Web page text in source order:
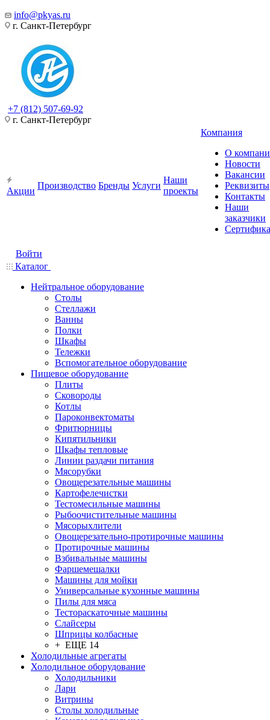
info@pkyas.ru
г. Санкт-Петербург
+7 (812) 507-69-92
г. Санкт-Петербург
Акции
Производство Бренды Услуги
Наши
проекты
Компания
О
Новости
Вакансии
Реквизиты
Контакты
Наши
заказчики
Войти
Каталог
Нейтральное оборудование
Столы
Стеллажи
Ванны
Полки
Шкафы
Тележки
Вспомогательное оборудование
Пищевое оборудование
Плиты
Сковороды
Котлы
Пароконвектоматы
Фритюрницы
Кипятильники
Шкафы тепловые
Линии раздачи питания
Мясорубки
Овощерезательные машины
Картофелечистки
Тестомесильные машины
Рыбоочистительные машины
Мясорыхлители
Овощерезательно-протирочные машины
Протирочные машины
Взбивальные машины
Фаршемешалки
Машины для мойки
Универсальные кухонные машины
Пилы для мяса
Тестораскаточные машины
Слайсеры
Шприцы колбасные
+ ЕЩЕ 14
Холодильные агрегаты
Холодильное оборудование
Холодильники
Лари
Витрины
Столы холодильные